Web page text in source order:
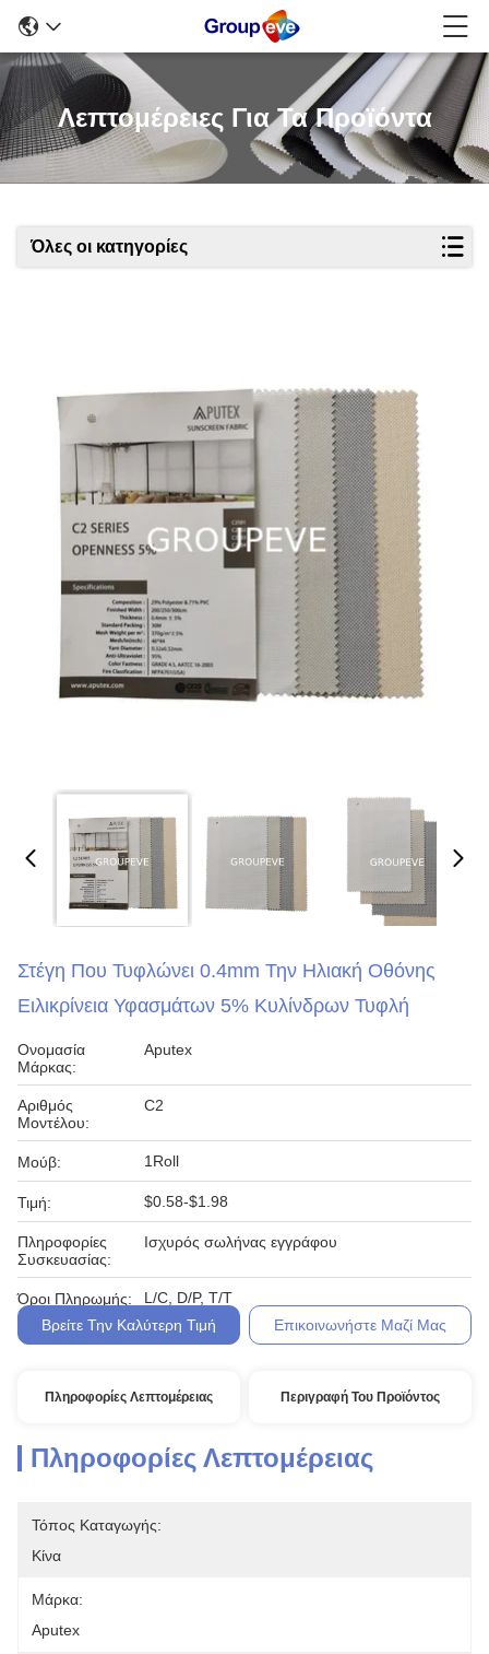
Λεπτομέρειες Για Τα Προϊόντα
Όλες οι κατηγορίες
Στέγη Που Τυφλώνει 0.4mm Την Ηλιακή Οθόνης
Ειλικρίνεια Υφασμάτων 5% Κυλίνδρων Τυφλή
Ονομασία
Μάρκας:
Aputex
Αριθμός
Μοντέλου:
C2
Μούβ: 1Roll
Τιμή: $0.58-$1.98
Πληροφορίες
Συσκευασίας:
Ισχυρός σωλήνας εγγράφου
Όροι Πληρωμής:
L/C, D/P, T/T
Βρείτε Την Καλύτερη Τιμή
Επικοινωνήστε Μαζί Μας
Πληροφορίες Λεπτομέρειας Περιγραφή Του Προϊόντος
Πληροφορίες Λεπτομέρειας
Τόπος Καταγωγής:
Κίνα
Μάρκα:
Aputex